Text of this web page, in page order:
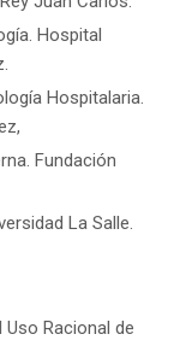
Hospital
Hospitalaria.
Fundación
La Salle.
Racional de